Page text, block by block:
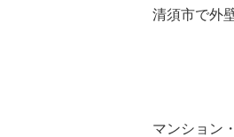
清須市で外
マンション